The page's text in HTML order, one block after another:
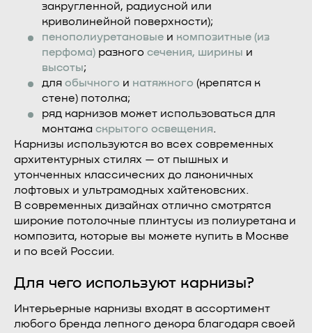
закругленной, радиусной или
криволинейной поверхности);
пенополиуретановые и композитные (из
перфома) разного сечения, ширины и
высоты;
для обычного и натяжного (крепятся к
стене) потолка;
ряд карнизов может использоваться для
монтажа скрытого освещения.
Карнизы используются во всех современных
архитектурных стилях — от пышных и
утонченных классических до лаконичных
лофтовых и ультрамодных хайтековских.
В современных дизайнах отлично смотрятся
широкие потолочные плинтусы из полиуретана и
композита, которые вы можете купить в Москве
и по всей России.
Для чего используют карнизы?
Интерьерные карнизы входят в ассортимент
любого бренда лепного декора благодаря своей